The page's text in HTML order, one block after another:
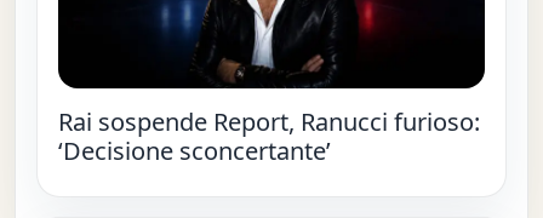
Rai sospende Report, Ranucci furioso:
‘Decisione sconcertante’